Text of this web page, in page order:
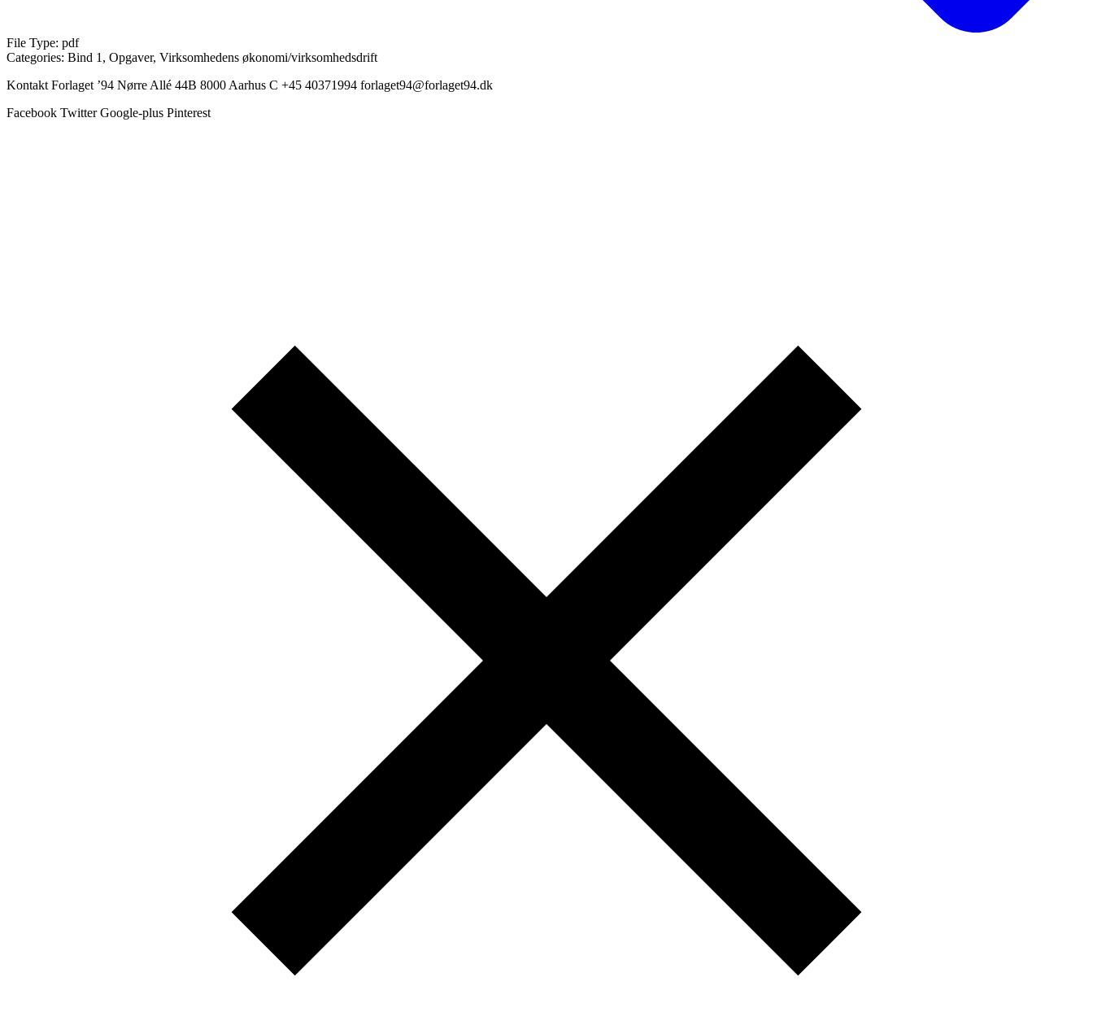
File Type: pdf
Categories: Bind 1, Opgaver, Virksomhedens økonomi/virksomhedsdrift
Kontakt Forlaget ’94 Nørre Allé 44B 8000 Aarhus C +45 40371994 forlaget94@forlaget94.dk
Facebook Twitter Google-plus Pinterest